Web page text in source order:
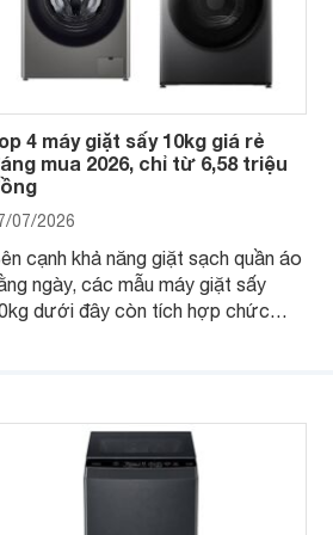
4 máy giặt sấy 10kg giá rẻ
mua 2026, chỉ từ 6,58 triệu
07/2026
cạnh khả năng giặt sạch quần áo
ngày, các mẫu máy giặt sấy
dưới đây còn tích hợp chức